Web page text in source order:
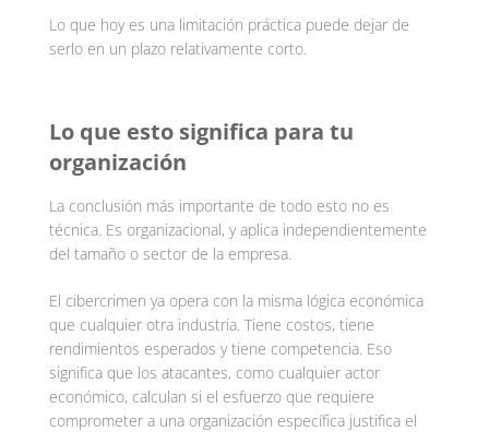
Lo que hoy es una limitación práctica puede dejar de
serlo en un plazo relativamente corto.
Lo que esto significa para tu
organización
La conclusión más importante de todo esto no es
técnica. Es organizacional, y aplica independientemente
del tamaño o sector de la empresa.
El cibercrimen ya opera con la misma lógica económica
que cualquier otra industria. Tiene costos, tiene
rendimientos esperados y tiene competencia. Eso
significa que los atacantes, como cualquier actor
económico, calculan si el esfuerzo que requiere
comprometer a una organización específica justifica el